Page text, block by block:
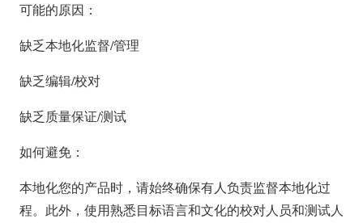
可能的原因：
缺乏本地化监督/管理
缺乏编辑/校对
缺乏质量保证/测试
如何避免：
本地化您的产品时，请始终确保有人负责监督本地化过
程。此外，使用熟悉目标语言和文化的校对人员和测试人